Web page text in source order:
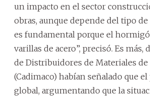
un impacto en el sector
obras, aunque depende del tipo
es fundamental porque el
varillas de acero”, precisó. Es más,
de Distribuidores de Materiales
(Cadimaco) habían señalado que
global, argumentando que la